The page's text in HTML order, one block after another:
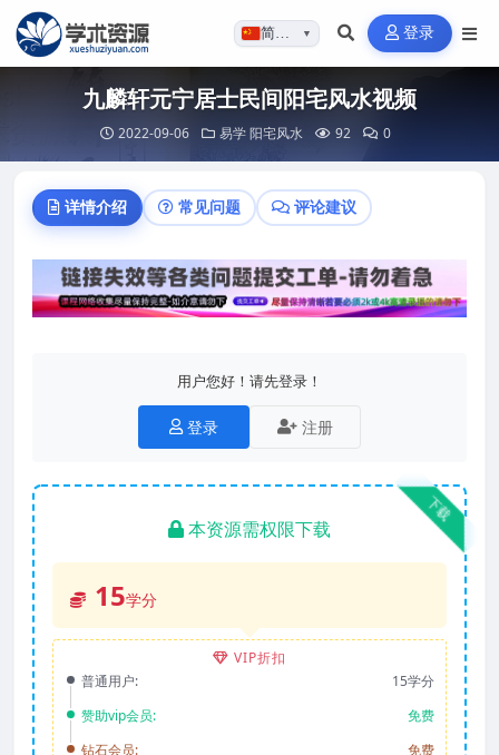
简体…▼ 登录
九麟轩元宁居士民间阳宅风水视频
2022-09-06 易学 阳宅风水 92 0
详情介绍 常见问题 评论建议
用户您好！请先登录！
登录 注册
下载
本资源需权限下载
15学分
VIP折扣
普通用户:
15学分
赞助vip会员:
免费
钻石会员:
免费